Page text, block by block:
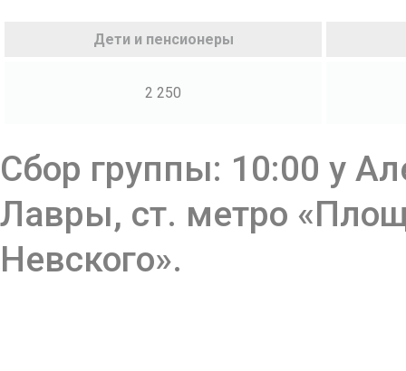
Дети и пенсионеры
2 250
Сбор группы: 10:00 у
Лавры, ст. метро
Невского».